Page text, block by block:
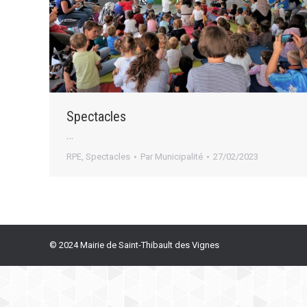
Spectacles
…
RPE Spectacles Par Municipalité 27/02/2023
© 2024 Mairie de Saint-Thibault des Vignes